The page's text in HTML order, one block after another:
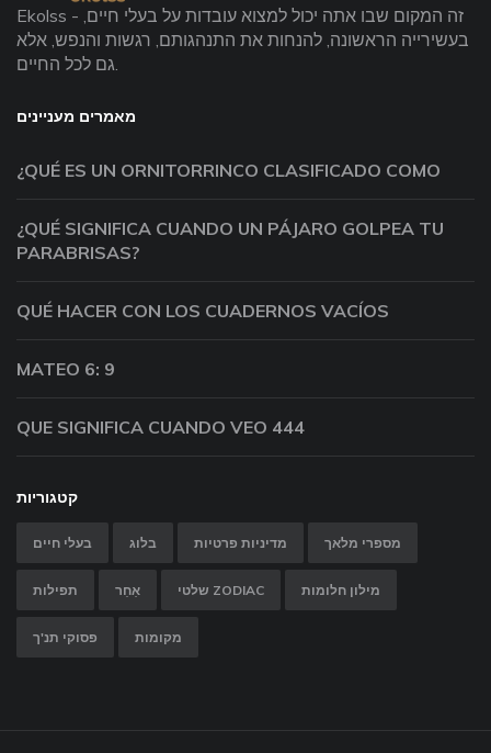
Ekolss - זה המקום שבו אתה יכול למצוא עובדות על בעלי חיים,
בעשירייה הראשונה, להנחות את התנהגותם, רגשות והנפש, אלא
גם לכל החיים.
מאמרים מעניינים
¿QUÉ ES UN ORNITORRINCO CLASIFICADO COMO
¿QUÉ SIGNIFICA CUANDO UN PÁJARO GOLPEA TU
PARABRISAS?
QUÉ HACER CON LOS CUADERNOS VACÍOS
MATEO 6: 9
QUE SIGNIFICA CUANDO VEO 444
קטגוריות
בעלי חיים בלוג מדיניות פרטיות מספרי מלאך
תפילות אַחֵר שלטי ZODIAC מילון חלומות
פסוקי תנ'ך מקומות